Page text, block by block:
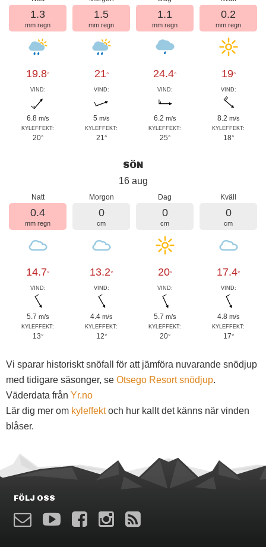
1.3
mm regn
19.8°
VIND:
6.8 m/s
KYLEFFEKT:
20°
1.5
mm regn
21°
VIND:
5 m/s
KYLEFFEKT:
21°
1.1
mm regn
24.4°
VIND:
6.2 m/s
KYLEFFEKT:
25°
0.2
mm regn
19°
VIND:
8.2 m/s
KYLEFFEKT:
18°
SÖN
16 aug
Natt
0.4
mm regn
14.7°
VIND:
5.7 m/s
KYLEFFEKT:
13°
Morgon
0
cm
13.2°
VIND:
4.4 m/s
KYLEFFEKT:
12°
Dag
0
cm
20°
VIND:
5.7 m/s
KYLEFFEKT:
20°
Kväll
0
cm
17.4°
VIND:
4.8 m/s
KYLEFFEKT:
17°
Vi sparar historiskt snöfall för att jämföra nuvarande snödjup
med tidigare säsonger, se Otsego Resort snödjup.
Väderdata från Yr.no
Lär dig mer om kyleffektoch hur kallt det känns när vinden
blåser.
FÖLJ OSS